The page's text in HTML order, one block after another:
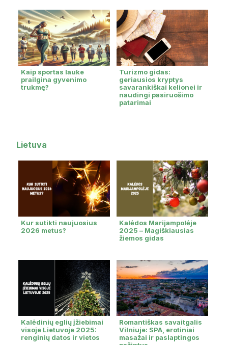
Kaip sportas lauke
prailgina gyvenimo
trukmę?
Turizmo gidas:
geriausios kryptys
savarankiškai kelionei ir
naudingi pasiruošimo
patarimai
Lietuva
Kur sutikti naujuosius
2026 metus?
Kalėdos Marijampolėje
2025 – Magiškiausias
žiemos gidas
Kalėdinių eglių įžiebimai
visoje Lietuvoje 2025:
renginių datos ir vietos
Romantiškas savaitgalis
Vilniuje: SPA, erotiniai
masažai ir paslaptingos